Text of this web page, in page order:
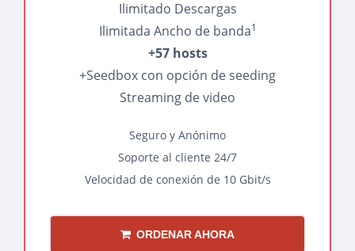
Ilimitado Descargas
Ilimitada Ancho de banda1
+57 hosts
+Seedbox con opción de seeding
Streaming de video
Seguro y Anónimo
Soporte al cliente 24/7
Velocidad de conexión de 10 Gbit/s
ORDENAR AHORA